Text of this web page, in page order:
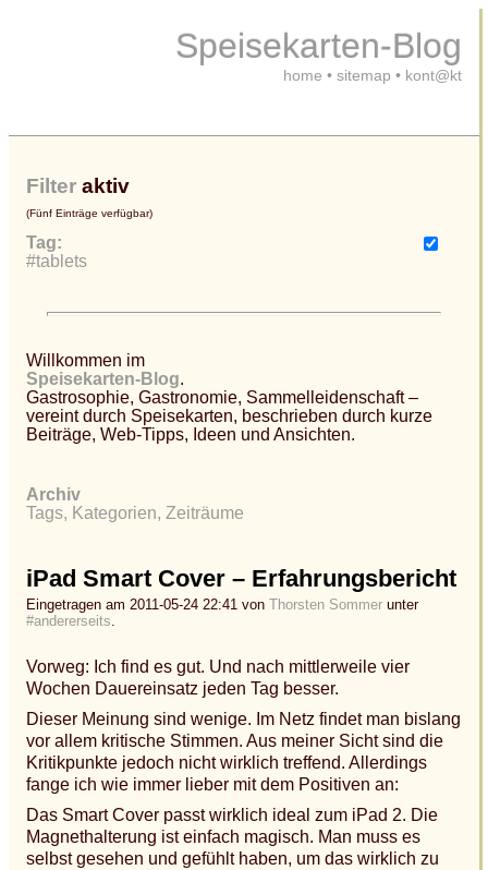
Speisekarten-Blog
home • sitemap • kont@kt
Filter aktiv
(Fünf Einträge verfügbar)
Tag:
#tablets
Willkommen im
Speisekarten-Blog.
Gastrosophie, Gastronomie, Sammelleidenschaft –
vereint durch Speisekarten, beschrieben durch kurze
Beiträge, Web-Tipps, Ideen und Ansichten.
Archiv
Tags, Kategorien, Zeiträume
iPad Smart Cover – Erfahrungsbericht
Eingetragen am 2011-05-24 22:41 von Thorsten Sommer unter
#andererseits
Vorweg: Ich find es gut. Und nach mittlerweile vier
Wochen Dauereinsatz jeden Tag besser.
Dieser Meinung sind wenige. Im Netz findet man bislang
vor allem kritische Stimmen. Aus meiner Sicht sind die
Kritikpunkte jedoch nicht wirklich treffend. Allerdings
fange ich wie immer lieber mit dem Positiven an:
Das Smart Cover passt wirklich ideal zum iPad 2. Die
Magnethalterung ist einfach magisch. Man muss es
selbst gesehen und gefühlt haben, um das wirklich zu